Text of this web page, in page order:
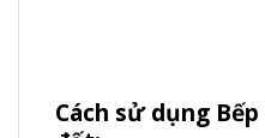
Cách sử dụng